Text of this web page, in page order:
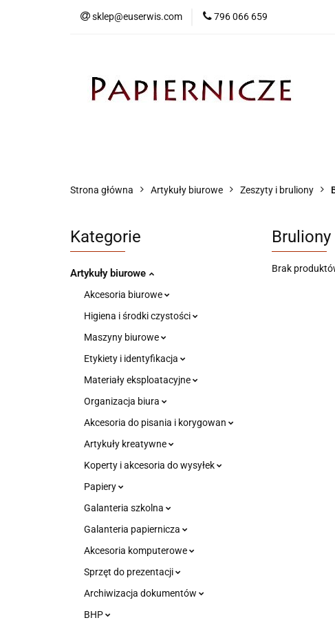
sklep@euserwis.com 796 066 659
Strona główna Artykuły biurowe Zeszyty i bruliony
Kategorie
Artykuły biurowe
Akcesoria biurowe
Higiena i środki czystości
Maszyny biurowe
Etykiety i identyfikacja
Materiały eksploatacyjne
Organizacja biura
Akcesoria do pisania i korygowan
Artykuły kreatywne
Koperty i akcesoria do wysyłek
Papiery
Galanteria szkolna
Galanteria papiernicza
Akcesoria komputerowe
Sprzęt do prezentacji
Archiwizacja dokumentów
BHP
Bruliony
Brak